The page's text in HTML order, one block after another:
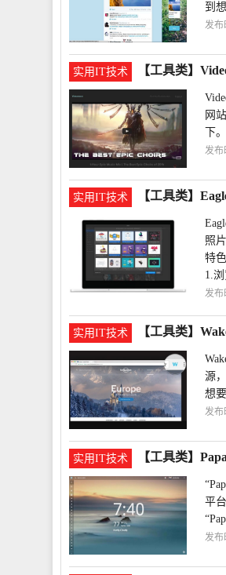
到
发布
实用IT技术 【工具类】
网
下
发布
实用IT技术 【工具类】
照
特色
1.
发布
藏
实用IT技术 【工具类】
源
想
发布
实用IT技术 【工具类】
平
发布